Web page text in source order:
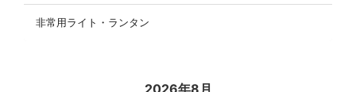
非常用ライト・ランタン